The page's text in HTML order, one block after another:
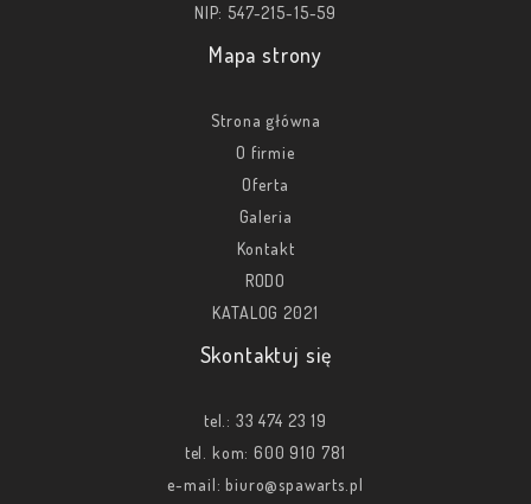
NIP: 547-215-15-59
Mapa strony
Strona główna
O firmie
Oferta
Galeria
Kontakt
RODO
KATALOG 2021
Skontaktuj się
tel.: 33 474 23 19
tel. kom:600 910 781
e-mail:biuro@spawarts.pl